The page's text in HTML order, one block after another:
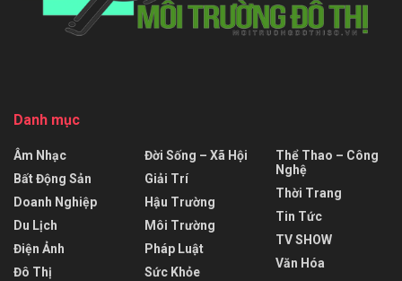
Danh mục
Âm Nhạc
Bất Động Sản
Doanh Nghiệp
Du Lịch
Điện Ảnh
Đô Thị
Đời Sống – Xã Hội
Giải Trí
Hậu Trường
Môi Trường
Pháp Luật
Sức Khỏe
Thể Thao – Công
Nghệ
Thời Trang
Tin Tức
TV SHOW
Văn Hóa